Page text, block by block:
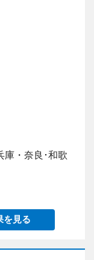
庫・奈良･和歌
を見る